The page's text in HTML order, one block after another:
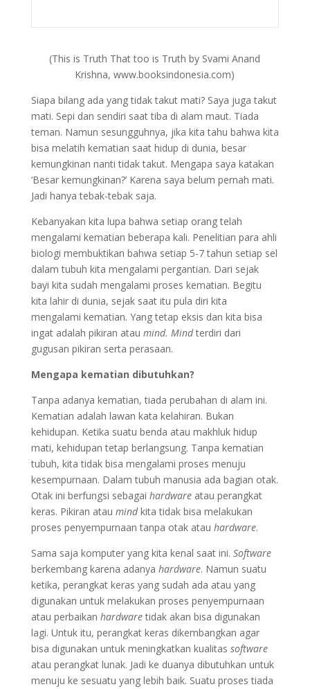
(This is Truth That too is Truth by Svami Anand
Krishna, www.booksindonesia.com)
Siapa bilang ada yang tidak takut mati? Saya juga takut
mati. Sepi dan sendiri saat tiba di alam maut. Tiada
teman. Namun sesungguhnya, jika kita tahu bahwa kita
bisa melatih kematian saat hidup di dunia, besar
kemungkinan nanti tidak takut. Mengapa saya katakan
‘Besar kemungkinan?’ Karena saya belum pernah mati.
Jadi hanya tebak-tebak saja.
Kebanyakan kita lupa bahwa setiap orang telah
mengalami kematian beberapa kali. Penelitian para ahli
biologi membuktikan bahwa setiap 5-7 tahun setiap sel
dalam tubuh kita mengalami pergantian. Dari sejak
bayi kita sudah mengalami proses kematian. Begitu
kita lahir di dunia, sejak saat itu pula diri kita
mengalami kematian. Yang tetap eksis dan kita bisa
ingat adalah pikiran atau mind. Mindterdiri dari
gugusan pikiran serta perasaan.
Mengapa kematian dibutuhkan?
Tanpa adanya kematian, tiada perubahan di alam ini.
Kematian adalah lawan kata kelahiran. Bukan
kehidupan. Ketika suatu benda atau makhluk hidup
mati, kehidupan tetap berlangsung. Tanpa kematian
tubuh, kita tidak bisa mengalami proses menuju
kesempurnaan. Dalam tubuh manusia ada bagian otak.
Otak ini berfungsi sebagai hardwareatau perangkat
keras. Pikiran atau mindkita tidak bisa melakukan
proses penyempurnaan tanpa otak atau hardware.
Sama saja komputer yang kita kenal saat ini. Software
berkembang karena adanya hardware. Namun suatu
ketika, perangkat keras yang sudah ada atau yang
digunakan untuk melakukan proses penyempurnaan
atau perbaikan hardwaretidak akan bisa digunakan
lagi. Untuk itu, perangkat keras dikembangkan agar
bisa digunakan untuk meningkatkan kualitas software
atau perangkat lunak. Jadi ke duanya dibutuhkan untuk
menuju ke sesuatu yang lebih baik. Suatu proses tiada